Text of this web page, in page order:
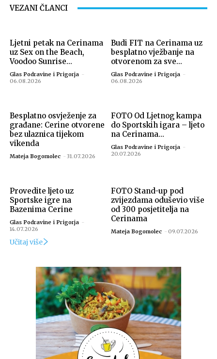
Izvor: Bazeni Cerine
VEZANI ČLANCI
Ljetni petak na Cerinama
uz Sex on the Beach,
Voodoo Sunrise...
Glas Podravine i Prigorja -
06.08.2026
Budi FIT na Cerinama uz
besplatno vježbanje na
otvorenom za sve...
Glas Podravine i Prigorja -
06.08.2026
Besplatno osvježenje za
građane: Cerine otvorene
bez ulaznica tijekom
vikenda
Mateja Bogomolec - 31.07.2026
FOTO Od Ljetnog kampa
do Sportskih igara – ljeto
na Cerinama...
Glas Podravine i Prigorja -
20.07.2026
Provedite ljeto uz
Sportske igre na
Bazenima Cerine
Glas Podravine i Prigorja -
14.07.2026
FOTO Stand-up pod
zvijezdama oduševio više
od 300 posjetitelja na
Cerinama
Mateja Bogomolec - 09.07.2026
Učitaj više